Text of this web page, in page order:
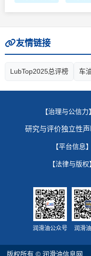
友情链接
LubTop2025总评榜 车
【治理与公信力
研究与评价独立性声
【平台信息】
【法律与版权
润滑油公众号 润滑
版权所有 © 润滑油信息网